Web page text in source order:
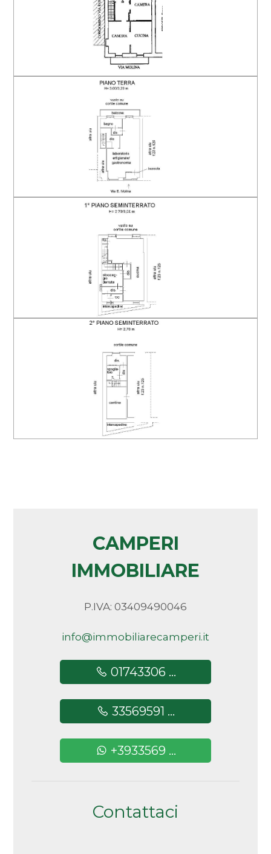
CAMPERI
IMMOBILIARE
P.IVA: 03409490046
info@immobiliarecamperi.it
01743306 ...
33569591 ...
+3933569 ...
Contattaci
Nuova costruzione